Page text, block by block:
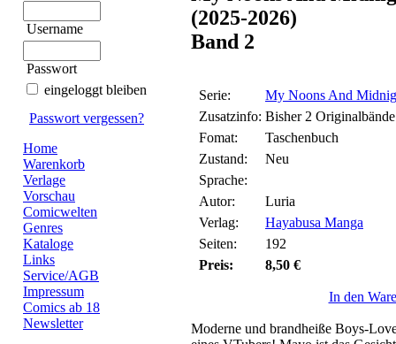
Username
Passwort
eingeloggt bleiben
Passwort vergessen?
Home
Warenkorb
Verlage
Vorschau
Comicwelten
Genres
Kataloge
Links
Service/AGB
Impressum
Comics ab 18
Newsletter
(2025-2026)
Band 2
Serie:
My Noons And
Zusatzinfo: Bisher 2
Fomat:
Taschenbuch
Zustand:
Neu
Sprache:
Autor:
Luria
Verlag:
Hayabusa Manga
Seiten:
192
Preis:
8,50 €
In den
Moderne und brandheiße Boys-